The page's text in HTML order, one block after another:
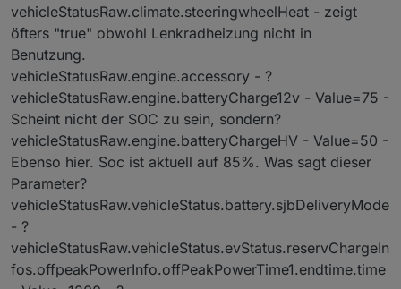
vehicleStatusRaw.climate.steeringwheelHeat - zeigt
öfters "true" obwohl Lenkradheizung nicht in
Benutzung.
vehicleStatusRaw.engine.accessory - ?
vehicleStatusRaw.engine.batteryCharge12v - Value=75 -
Scheint nicht der SOC zu sein, sondern?
vehicleStatusRaw.engine.batteryChargeHV - Value=50 -
Ebenso hier. Soc ist aktuell auf 85%. Was sagt dieser
Parameter?
vehicleStatusRaw.vehicleStatus.battery.sjbDeliveryMode
- ?
vehicleStatusRaw.vehicleStatus.evStatus.reservChargeIn
fos.offpeakPowerInfo.offPeakPowerTime1.endtime.time